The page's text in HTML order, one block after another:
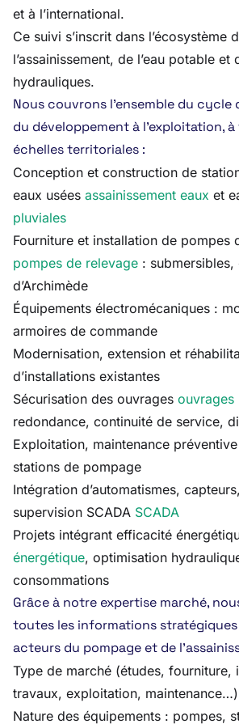
et à l’international.
Ce suivi s’inscrit dans l’écosystème
l’assainissement, de l’eau potable
hydrauliques.
Nous couvrons l’ensemble du cycle
du développement à l’exploitation,
échelles territoriales :
Conception et construction de
eaux usées assainissement eaux et
pluviales
Fourniture et installation de pompes
pompes de relevage :
d’Archimède
Équipements électromécaniques :
armoires de commande
Modernisation, extension et
d’installations existantes
Sécurisation des ouvrages ouvrages
redondance, continuité de service,
Exploitation, maintenance
stations de pompage
Intégration d’automatismes,
supervision SCADA SCADA
Projets intégrant efficacité
énergétique, optimisation
consommations
Grâce à notre expertise marché,
toutes les informations
acteurs du pompage et de
Type de marché (études, fourniture,
travaux, exploitation, maintenance…)
Nature des équipements : pompes,